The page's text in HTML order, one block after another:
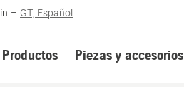
– GT, Español
Productos Piezas y accesorios